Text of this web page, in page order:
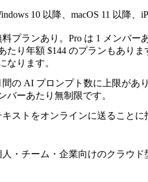
10 以降、macOS 11 以降、
料プランあり。Pro は 1 メンバー
たり年額 $144 のプランもあり
なります。
間の AI プロンプト数に上限があ
バーあたり無制限です。
キストをオンラインに送ること
人・チーム・企業向けのクラウド